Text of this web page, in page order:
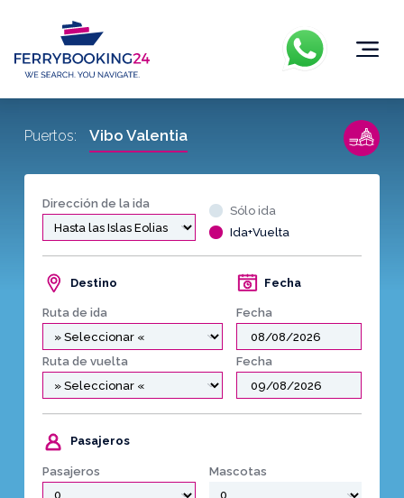
Dirección de la ida
Sólo ida
Ida+Vuelta
Destino
Ruta de ida
Fecha
Fecha
Ruta de vuelta Fecha
Pasajeros
Pasajeros Mascotas
Puertos: Vibo Valentia